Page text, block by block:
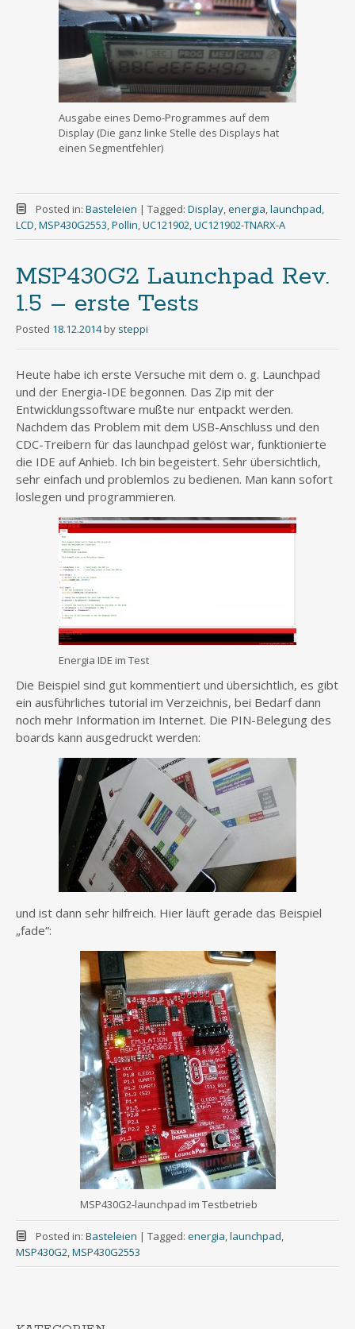
Ausgabe eines Demo-Programmes auf dem
Display (Die ganz linke Stelle des Displays hat
einen Segmentfehler)
Posted in: Basteleien | Tagged: Display,energia,launchpad,
LCD,MSP430G2553,Pollin,UC121902,UC121902-TNARX-A
MSP430G2 Launchpad Rev.
1.5 – erste Tests
Posted 18.12.2014 by steppi
Heute habe ich erste Versuche mit dem o. g. Launchpad
und der Energia-IDE begonnen. Das Zip mit der
Entwicklungssoftware mußte nur entpackt werden.
Nachdem das Problem mit dem USB-Anschluss und den
CDC-Treibern für das launchpad gelöst war, funktionierte
die IDE auf Anhieb. Ich bin begeistert. Sehr übersichtlich,
sehr einfach und problemlos zu bedienen. Man kann sofort
loslegen und programmieren.
Energia IDE im Test
Die Beispiel sind gut kommentiert und übersichtlich, es gibt
ein ausführliches tutorial im Verzeichnis, bei Bedarf dann
noch mehr Information im Internet. Die PIN-Belegung des
boards kann ausgedruckt werden:
und ist dann sehr hilfreich. Hier läuft gerade das Beispiel
„fade“:
MSP430G2-launchpad im Testbetrieb
Posted in: Basteleien | Tagged: energia,launchpad,
MSP430G2,MSP430G2553